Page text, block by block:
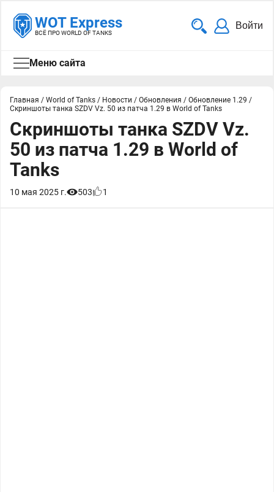
WOT Express
ВСЁ ПРО WORLD OF TANKS
Войти
Меню сайта
Главная / World of Tanks / Новости / Обновления / Обновление 1.29 /
Скриншоты танка SZDV Vz. 50 из патча 1.29 в World of Tanks
Скриншоты танка SZDV Vz.
50 из патча 1.29 в World of
Tanks
10 мая 2025 г. 503 1